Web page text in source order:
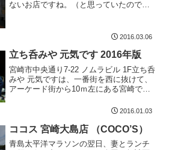
ないお店ですね。（と思っていたのです
は、焼酎の水割りです。焼酎は350円です
2016.03.06
立ち呑みや 元気です 2016年版
宮崎市中央通り7-22 ノムラビル 1F立ち呑
みや 元気ですは、一番街を西に抜けて、
アーケード街から10ｍ左にある宮崎で一
や元気ですの記録新年あけましておめで
け、第...
2016.01.03
ココス 宮崎大島店 （COCO’S）
青島太平洋マラソンの翌日、妻とランチ